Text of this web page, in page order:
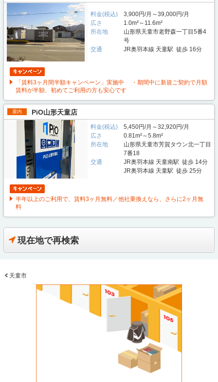
料金(税込)
3,900円/月～39,000円/月
広さ
1.0m²～11.6m²
所在地
山形県天童市老野森一丁目5番4
号
交通
JR奥羽本線 天童駅 徒歩 16分
「賃料3ヶ月間半額キャンペーン」実施中 ・期間中に新規ご契約で月額
賃料が半額、初めてご利用の方も安心です
屋内 PiO山形天童店
料金(税込)
5,450円/月～32,920円/月
広さ
0.81m²～5.8m²
所在地
山形県天童市芳賀タウン北一丁目
7番18
交通
JR奥羽本線 天童南駅 徒歩 14分
JR奥羽本線 天童駅 徒歩 25分
半年以上のご利用で、賃料3ヶ月無料／他社乗換えなら、さらに2ヶ月無
料
現在地で再検索
天童市